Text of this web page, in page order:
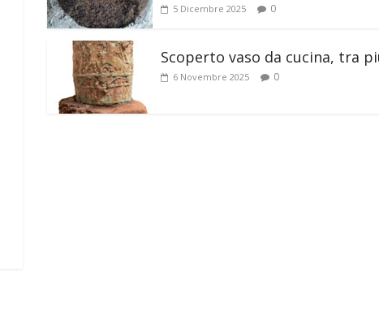
5 Dicembre 2025 0
Scoperto vaso da cucina, tra
6 Novembre 2025 0